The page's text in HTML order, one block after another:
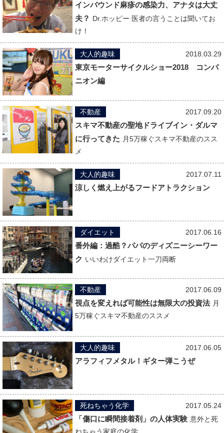
インバウンド麻疹の感染力、アナタは大丈
夫？ Dr.ホッピー 医者の言うことは聞いてお
け！
2018.03.29
大人的趣味
東京モーターサイクルショー2018 コンパ
ニオン編
2017.09.20
不動産
スキマ不動産の聖地ドライブイン・ダルマ
に行ってきた 月5万稼ぐスキマ不動産のスス
メ
2017.07.11
大人的趣味
涼しく燃え上がるフードアトラクション
2017.06.16
ダイエット
番外編：過酷？パパのディズニーシーワー
ク いいわけダイエット一刀両断
2017.06.09
不動産
視点を変えれば可能性は無限大の投資法 月
5万稼ぐスキマ不動産のススメ
2017.06.05
大人的趣味
アラフィフメタル！ギター弾こうぜ
2017.05.24
死ねちゃう化学
「傷口に瞬間接着剤」の人体実験 意外と死
ねちゃう家庭の化学